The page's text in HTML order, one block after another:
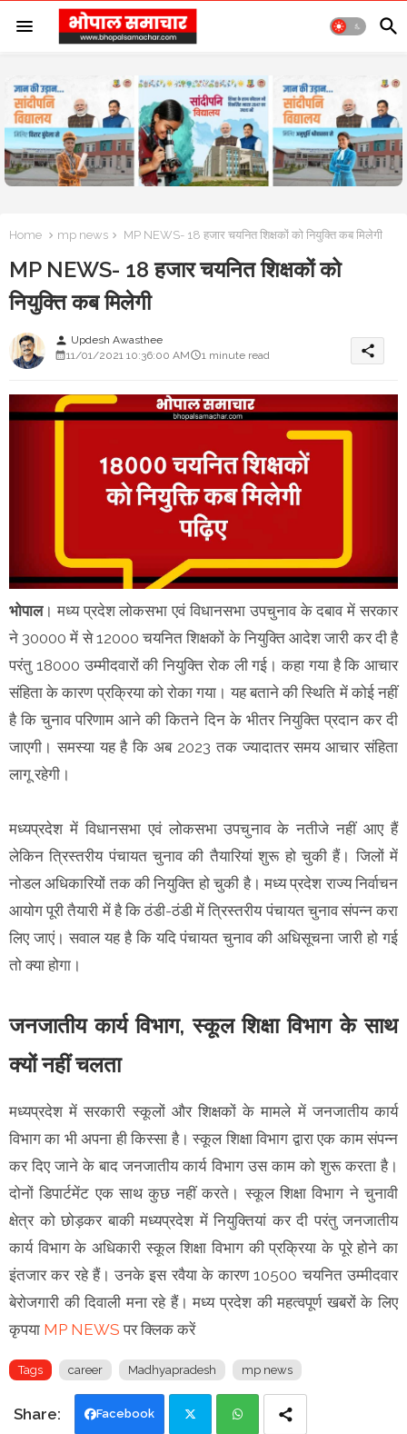
Home mp news MP NEWS- 18 हजार चयनित शिक्षकों को नियुक्ति कब मिलेगी
MP NEWS- 18 हजार चयनित शिक्षकों को
नियुक्ति कब मिलेगी
person Updesh Awasthee
11/01/2021 10:36:00 AM
1 minute read share
भोपाल। मध्य प्रदेश लोकसभा एवं विधानसभा उपचुनाव के दबाव में सरकार
ने 30000 में से 12000 चयनित शिक्षकों के नियुक्ति आदेश जारी कर दी है
परंतु 18000 उम्मीदवारों की नियुक्ति रोक ली गई। कहा गया है कि आचार
संहिता के कारण प्रक्रिया को रोका गया। यह बताने की स्थिति में कोई नहीं
है कि चुनाव परिणाम आने की कितने दिन के भीतर नियुक्ति प्रदान कर दी
जाएगी। समस्या यह है कि अब 2023 तक ज्यादातर समय आचार संहिता
लागू रहेगी।
मध्यप्रदेश में विधानसभा एवं लोकसभा उपचुनाव के नतीजे नहीं आए हैं
लेकिन त्रिस्तरीय पंचायत चुनाव की तैयारियां शुरू हो चुकी हैं। जिलों में
नोडल अधिकारियों तक की नियुक्ति हो चुकी है। मध्य प्रदेश राज्य निर्वाचन
आयोग पूरी तैयारी में है कि ठंडी-ठंडी में त्रिस्तरीय पंचायत चुनाव संपन्न करा
लिए जाएं। सवाल यह है कि यदि पंचायत चुनाव की अधिसूचना जारी हो गई
तो क्या होगा।
जनजातीय कार्य विभाग, स्कूल शिक्षा विभाग के साथ
क्यों नहीं चलता
मध्यप्रदेश में सरकारी स्कूलों और शिक्षकों के मामले में जनजातीय कार्य
विभाग का भी अपना ही किस्सा है। स्कूल शिक्षा विभाग द्वारा एक काम संपन्न
कर दिए जाने के बाद जनजातीय कार्य विभाग उस काम को शुरू करता है।
दोनों डिपार्टमेंट एक साथ कुछ नहीं करते। स्कूल शिक्षा विभाग ने चुनावी
क्षेत्र को छोड़कर बाकी मध्यप्रदेश में नियुक्तियां कर दी परंतु जनजातीय
कार्य विभाग के अधिकारी स्कूल शिक्षा विभाग की प्रक्रिया के पूरे होने का
इंतजार कर रहे हैं। उनके इस रवैया के कारण 10500 चयनित उम्मीदवार
बेरोजगारी की दिवाली मना रहे हैं। मध्य प्रदेश की महत्वपूर्ण खबरों के लिए
कृपया MP NEWS पर क्लिक करें
Tags career Madhyapradesh mp news
Facebook